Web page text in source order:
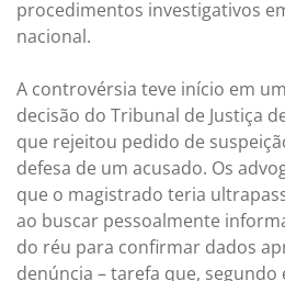
procedimentos investigativos
nacional.
A controvérsia teve início em
decisão do Tribunal de Justiça
que rejeitou pedido de
defesa de um acusado. Os
que o magistrado teria
ao buscar pessoalmente
do réu para confirmar dados
denúncia – tarefa que, segundo